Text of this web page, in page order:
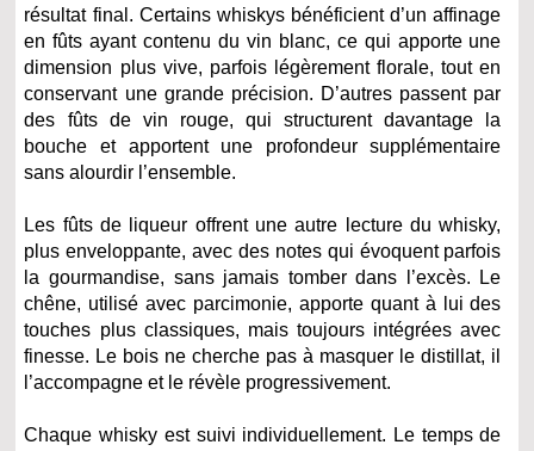
résultat final. Certains whiskys bénéficient d’un affinage
en fûts ayant contenu du vin blanc, ce qui apporte une
dimension plus vive, parfois légèrement florale, tout en
conservant une grande précision. D’autres passent par
des fûts de vin rouge, qui structurent davantage la
bouche et apportent une profondeur supplémentaire
sans alourdir l’ensemble.
Les fûts de liqueur offrent une autre lecture du whisky,
plus enveloppante, avec des notes qui évoquent parfois
la gourmandise, sans jamais tomber dans l’excès. Le
chêne, utilisé avec parcimonie, apporte quant à lui des
touches plus classiques, mais toujours intégrées avec
finesse. Le bois ne cherche pas à masquer le distillat, il
l’accompagne et le révèle progressivement.
Chaque whisky est suivi individuellement. Le temps de